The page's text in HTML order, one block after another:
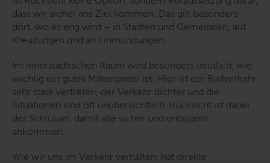
dass wir sicher ans Ziel kommen. Das gilt besonders
dort, wo es eng wird – in Städten und Gemeinden, auf
Kreuzungen und an Einmündungen.
Im innerstädtischen Raum wird besonders deutlich, wie
wichtig ein gutes Miteinander ist: Hier ist der Radverkehr
sehr stark vertreten, der Verkehr dichter und die
Situationen sind oft unübersichtlich. Rücksicht ist dabei
der Schlüssel, damit alle sicher und entspannt
ankommen.
Wie wir uns im Verkehr verhalten, hat direkte